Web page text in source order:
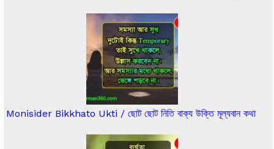
Monisider Bikkhato Ukti / ছোট ছোট নিতি বাক্য উক্তি মূল্যবান কথা